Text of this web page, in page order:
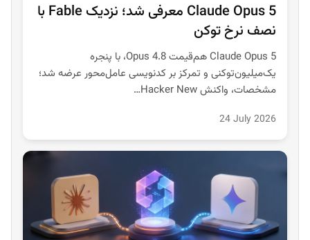
Claude Opus 5 معرفی شد؛ نزدیک Fable با
نصف نرخ توکن
Claude Opus 5 هم‌قیمت Opus 4.8، با پنجره
یک‌میلیون‌توکنی و تمرکز بر کدنویسی عامل‌محور عرضه شد؛
مشخصات، واکنش Hacker New…
24 July 2026